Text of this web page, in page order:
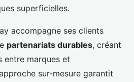
superficielles.
accompagne ses clients
partenariats durables, créant
entre marques et
sur-mesure garantit